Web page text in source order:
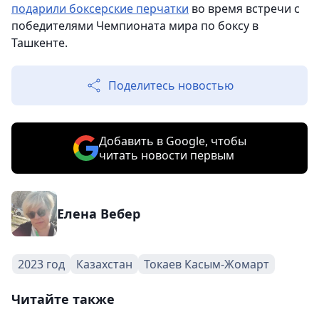
подарили боксерские перчатки во время встречи с
победителями Чемпионата мира по боксу в
Ташкенте.
Поделитесь новостью
Добавить в Google, чтобы
читать новости первым
Елена Вебер
2023 год Казахстан Токаев Касым-Жомарт
Читайте также